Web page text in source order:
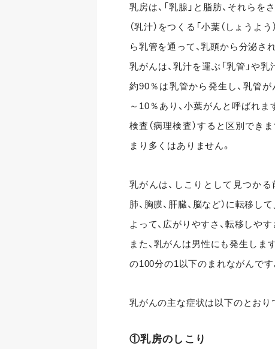
乳房は、「乳腺」と脂肪、それら
（乳汁）をつくる「小葉（しょうよ
ら乳管を通って、乳頭から分泌され
乳がんは、乳汁を運ぶ「乳管」や
約90％は乳管から発生し、乳管
～10％あり、小葉がんと呼ばれま
検査（病理検査）すると区別でき
まり多くはありません。
乳がんは、しこりとして見つかる
肺、胸膜、肝臓、脳など）に転移
よって、広がりやすさ、転移しや
また、乳がんは男性にも発生しま
の100分の1以下のまれながんです
乳がんの主な症状は以下のとおり
①乳房のしこり